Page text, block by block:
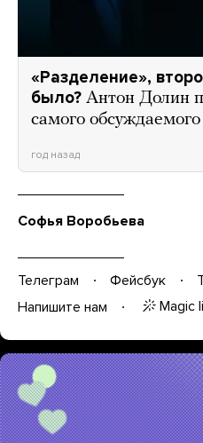
«Разделение»,
было? Антон Долин
самого
год назад
Софья Воробьева
Телеграм Фейсбук
Напишите нам
Magic